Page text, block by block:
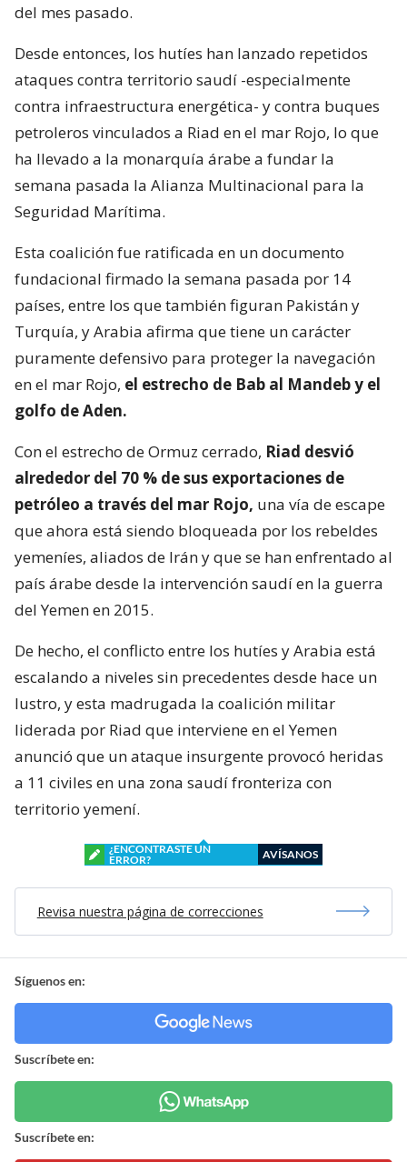
del mes pasado.
Desde entonces, los hutíes han lanzado repetidos
ataques contra territorio saudí -especialmente
contra infraestructura energética- y contra buques
petroleros vinculados a Riad en el mar Rojo, lo que
ha llevado a la monarquía árabe a fundar la
semana pasada la Alianza Multinacional para la
Seguridad Marítima.
Esta coalición fue ratificada en un documento
fundacional firmado la semana pasada por 14
países, entre los que también figuran Pakistán y
Turquía, y Arabia afirma que tiene un carácter
puramente defensivo para proteger la navegación
en el mar Rojo, el estrecho de Bab al Mandeb y el
golfo de Aden.
Con el estrecho de Ormuz cerrado, Riad desvió
alrededor del 70 % de sus exportaciones de
petróleo a través del mar Rojo, una vía de escape
que ahora está siendo bloqueada por los rebeldes
yemeníes, aliados de Irán y que se han enfrentado al
país árabe desde la intervención saudí en la guerra
del Yemen en 2015.
De hecho, el conflicto entre los hutíes y Arabia está
escalando a niveles sin precedentes desde hace un
lustro, y esta madrugada la coalición militar
liderada por Riad que interviene en el Yemen
anunció que un ataque insurgente provocó heridas
a 11 civiles en una zona saudí fronteriza con
territorio yemení.
¿ENCONTRASTE UN
ERROR?
AVÍSANOS
Revisa nuestra página de correcciones
Síguenos en:
Suscríbete en:
Suscríbete en: